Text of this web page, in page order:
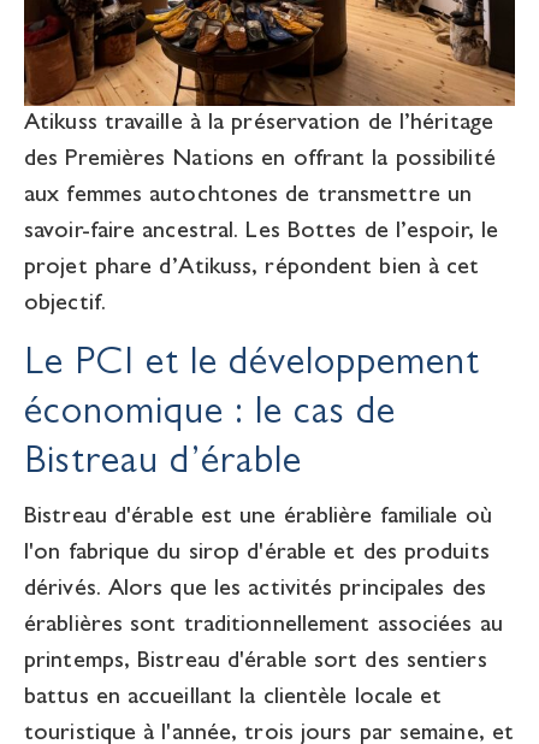
Atikuss travaille à la préservation de l’héritage
des Premières Nations en offrant la possibilité
aux femmes autochtones de transmettre un
savoir-faire ancestral. Les Bottes de l’espoir, le
projet phare d’Atikuss, répondent bien à cet
objectif.
Le PCI et le développement
économique : le cas de
Bistreau d’érable
Bistreau d'érable est une érablière familiale où
l'on fabrique du sirop d'érable et des produits
dérivés. Alors que les activités principales des
érablières sont traditionnellement associées au
printemps, Bistreau d'érable sort des sentiers
battus en accueillant la clientèle locale et
touristique à l'année, trois jours par semaine, et